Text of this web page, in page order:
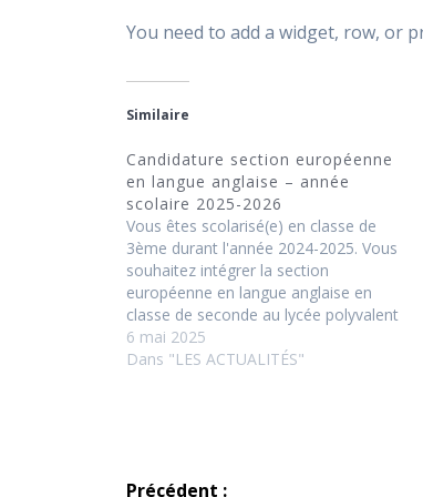
You need to add a widget, row, or
Similaire
Candidature section européenne
en langue anglaise – année
scolaire 2025-2026
Vous êtes scolarisé(e) en classe de
3ème durant l'année 2024-2025. Vous
souhaitez intégrer la section
européenne en langue anglaise en
classe de seconde au lycée polyvalent
Remi Belleau pour la rentrée 2025. Il
vous appartient de télécharger le
6 mai 2025
Dans "LES ACTUALITÉS"
Navigation
Précédent :